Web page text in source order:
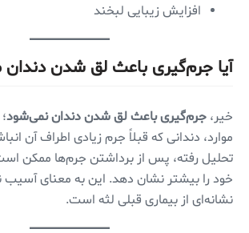
افزایش زیبایی لبخند
آیا جرم‌گیری باعث لق شدن
خیر، جرم‌گیری باعث لق شدن دندان نمی‌شود
موارد، دندانی که قبلاً جرم زیادی اطراف آن
تحلیل رفته، پس از برداشتن جرم‌ها ممکن
خود را بیشتر نشان دهد. این به معنای
نشانه‌ای از بیماری قبلی لثه است.